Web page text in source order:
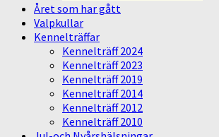
Året som har gått
Valpkullar
Kennelträffar
Kennelträff 2024
Kennelträff 2023
Kennelträff 2019
Kennelträff 2014
Kennelträff 2012
Kennelträff 2010